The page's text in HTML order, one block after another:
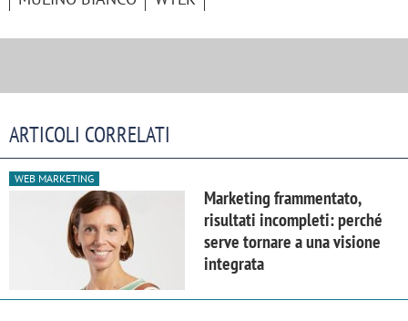
ARTICOLI CORRELATI
WEB MARKETING
Marketing frammentato,
risultati incompleti: perché
serve tornare a una visione
integrata